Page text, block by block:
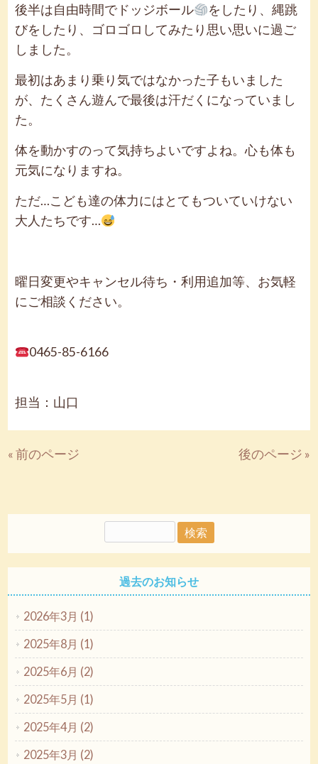
後半は自由時間でドッジボール
をしたり、縄跳
びをしたり、ゴロゴロしてみたり思い思いに過ご
しました。
最初はあまり乗り気ではなかった子もいました
が、たくさん遊んで最後は汗だくになっていまし
た。
体を動かすのって気持ちよいですよね。心も体も
元気になりますね。
ただ…こども達の体力にはとてもついていけない
大人たちです…
曜日変更やキャンセル待ち・利用追加等、お気軽
にご相談ください。
0465-85-6166
担当：山口
« 前のページ 後のページ »
過去のお知らせ
2026年3月 (1)
2025年8月 (1)
2025年6月 (2)
2025年5月 (1)
2025年4月 (2)
2025年3月 (2)